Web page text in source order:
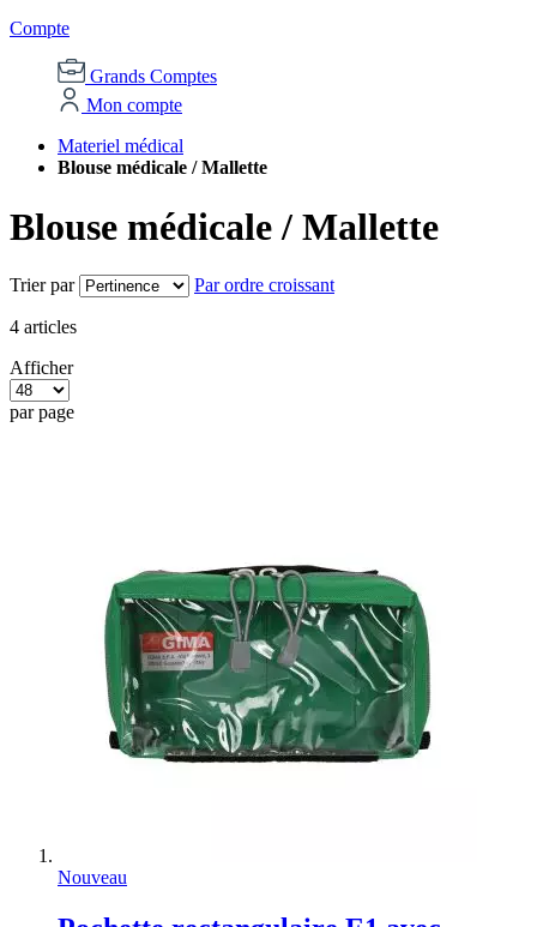
Compte
Grands Comptes
Mon compte
Materiel médical
Blouse médicale / Mallette
Blouse médicale / Mallette
Trier par Par ordre croissant
4 articles
Afficher
par page
Nouveau